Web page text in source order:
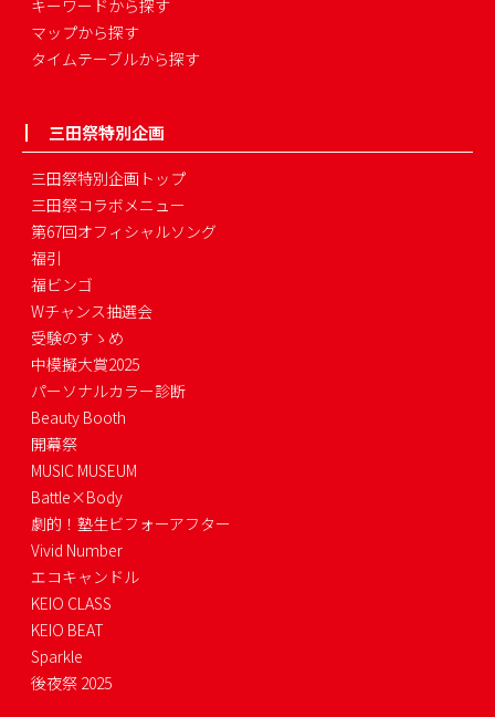
キーワードから探す
マップから探す
タイムテーブルから探す
三田祭特別企画
三田祭特別企画トップ
三田祭コラボメニュー
第67回オフィシャルソング
福引
福ビンゴ
Wチャンス抽選会
受験のすゝめ
中模擬大賞2025
パーソナルカラー診断
Beauty Booth
開幕祭
MUSIC MUSEUM
Battle×Body
劇的！塾生ビフォーアフター
Vivid Number
エコキャンドル
KEIO CLASS
KEIO BEAT
Sparkle
後夜祭 2025